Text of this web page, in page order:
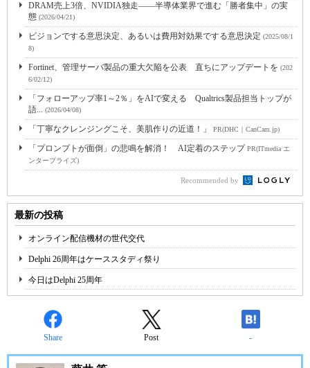
DRAM売上3倍、NVIDIA独走――半導体業界で進む「勝者集中」の実
態 (2026/04/21)
ビジョンでする意思決定、あるいは費用対効果でする意思決定 (2025/08/1
8)
Fortinet、管理サーバ製品の重大欠陥を公表 直ちにアップデートを (202
6/02/12)
「フォローアップ率1～2％」をAIで変える Qualtrics製品担当トップが
語... (2026/04/08)
「丁寧なクレンジングこそ、美肌作りの近道！」 PR(DHC｜CanCam.jp)
「プロンプトが面倒」の悲鳴を解消！ AI定着のステップPR(ITmedia エ
ンタープライズ)
Recommended by
最新の投稿
オンライン配信機材の世代交代
Delphi 26周年はケーススタディ祭り
今日はDelphi 25周年
Share Post -